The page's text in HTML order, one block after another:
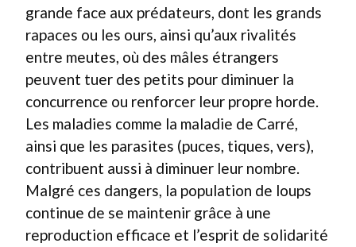
grande face aux prédateurs, dont les grands
rapaces ou les ours, ainsi qu’aux rivalités
entre meutes, où des mâles étrangers
peuvent tuer des petits pour diminuer la
concurrence ou renforcer leur propre horde.
Les maladies comme la maladie de Carré,
ainsi que les parasites (puces, tiques, vers),
contribuent aussi à diminuer leur nombre.
Malgré ces dangers, la population de loups
continue de se maintenir grâce à une
reproduction efficace et l’esprit de solidarité